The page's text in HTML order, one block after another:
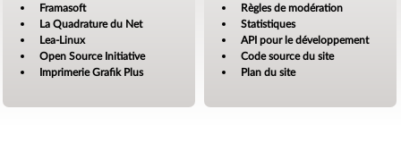
Framasoft
La Quadrature du Net
Lea-Linux
Open Source Initiative
Imprimerie Grafik Plus
Règles de modération
Statistiques
API pour le développement
Code source du site
Plan du site